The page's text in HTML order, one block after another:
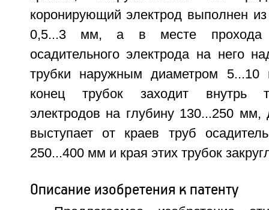
коронирующий электрод выполнен
0,5...3 мм, а в месте прохода
осадительного электрода на него
трубки наружным диаметром
конец трубок заходит внутрь
электродов на глубину 130...250 мм,
выступает от краев труб
250...400 мм и края этих трубок
Описание изобретения к патенту